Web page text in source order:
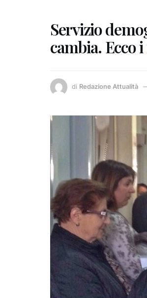
Servizio
cambia. Ecco
di Redazione Attualità